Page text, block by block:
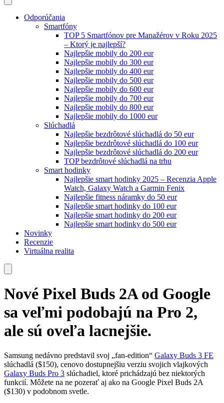
Odporúčania
Smartfóny
TOP 5 Smartfónov pre Manažérov v Roku 2025
– Ktorý je najlepší?
Najlepšie mobily do 200 eur
Najlepšie mobily do 300 eur
Najlepšie mobily do 400 eur
Najlepšie mobily do 500 eur
Najlepšie mobily do 600 eur
Najlepšie mobily do 700 eur
Najlepšie mobily do 800 eur
Najlepšie mobily do 1000 eur
Slúchadlá
Najlepšie bezdrôtové slúchadlá do 50 eur
Najlepšie bezdrôtové slúchadlá do 100 eur
Najlepšie bezdrôtové slúchadlá do 200 eur
TOP bezdrôtové slúchadlá na trhu
Smart hodinky
Najlepšie smart hodinky 2025 – Recenzia Apple
Watch, Galaxy Watch a Garmin Fenix
Najlepšie fitness náramky do 50 eur
Najlepšie smart hodinky do 100 eur
Najlepšie smart hodinky do 200 eur
Najlepšie smart hodinky do 500 eur
Novinky
Recenzie
Virtuálna realita
Nové Pixel Buds 2A od Google
sa veľmi podobajú na Pro 2,
ale sú oveľa lacnejšie.
Samsung nedávno predstavil svoj „fan-edition“ Galaxy Buds 3 FE
slúchadlá ($150), cenovo dostupnejšiu verziu svojich vlajkových
Galaxy Buds Pro 3 slúchadiel, ktoré prichádzajú bez niektorých
funkcií. Môžete na ne pozerať aj ako na Google Pixel Buds 2A
($130) v podobnom svetle.